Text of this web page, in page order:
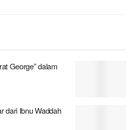
George” dalam
dari Ibnu Waddah